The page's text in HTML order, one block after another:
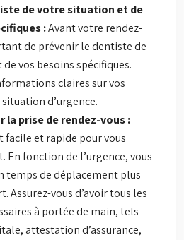
de votre situation et de
:Avant votre rendez-
de prévenir le dentiste de
vos besoins spécifiques.
claires sur vos
d’urgence.
la prise de rendez-vous :
facile et rapide pour vous
En fonction de l’urgence, vous
temps de déplacement plus
Assurez-vous d’avoir tous les
à portée de main, tels
attestation d’assurance,